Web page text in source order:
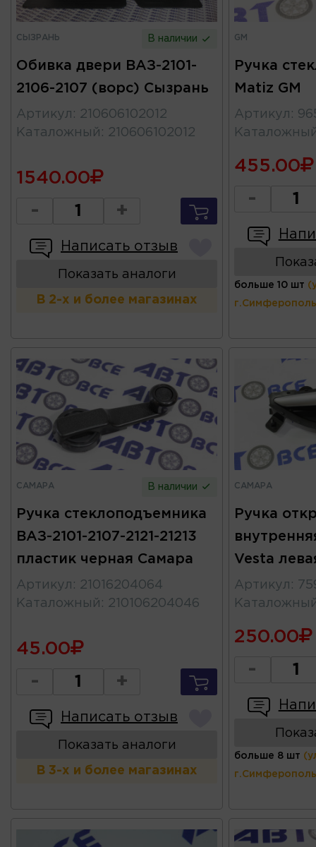
СЫЗРАНЬ В наличии
Обивка двери ВАЗ-2101-
2106-2107 (ворс) Сызрань
Артикул : 210606102012
Каталожный : 210606102012
1540.00
- +
Написать отзыв
Показать аналоги
В 2-х и более магазинах
GM
Ручка
Matiz GM
Артикул :
455.00
-
больше 10 шт
САМАРА В наличии
Ручка стеклоподъемника
ВАЗ-2101-2107-2121-21213
пластик черная Самара
Артикул : 21016204064
Каталожный : 210106204046
45.00
- +
Написать отзыв
Показать аналоги
В 3-х и более магазинах
САМАРА
Ручка
Vesta
Артикул :
250.00
-
больше 8 шт